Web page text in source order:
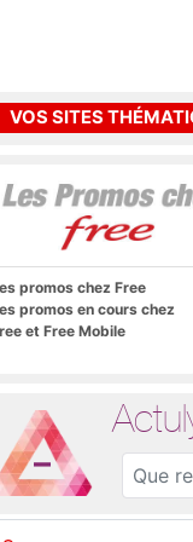
VOS SITES
promos chez Free
promos en cours chez
et Free Mobile